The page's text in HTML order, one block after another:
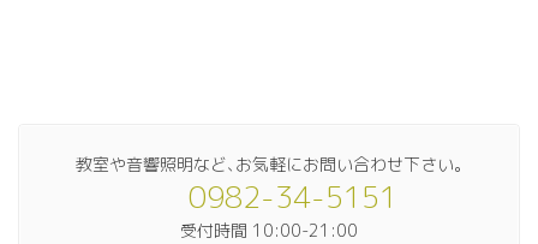
教室や音響照明など､お気軽にお問い合わせ下さい｡
0982-34-5151
受付時間 10:00-21:00